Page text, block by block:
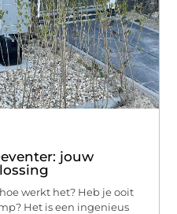
jouw
werkt het? Heb je ooit
Het is een ingenieus